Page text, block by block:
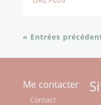
« Entrées
Me contacter
Contact